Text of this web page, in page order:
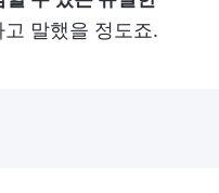
고 말했을 정도죠.